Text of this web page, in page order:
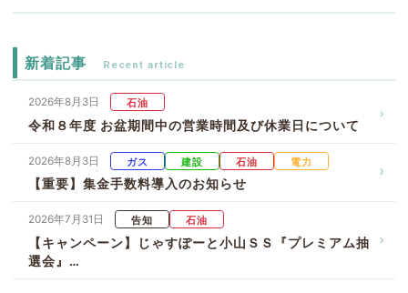
新着記事
2026年8月3日 石油
令和８年度 お盆期間中の営業時間及び休業日について
2026年8月3日 ガス 建設 石油 電力
【重要】集金手数料導入のお知らせ
2026年7月31日 告知 石油
【キャンペーン】じゃすぽーと小山ＳＳ『プレミアム抽
選会』…